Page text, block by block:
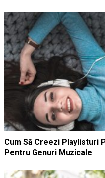
Cum Să Creezi Playlisturi
Pentru Genuri Muzicale